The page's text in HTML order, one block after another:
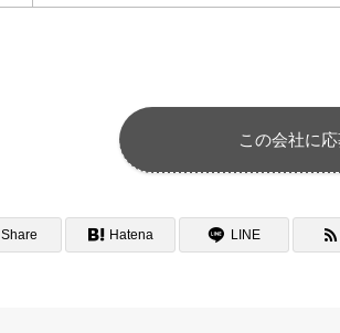
この会社に
Share Hatena LINE